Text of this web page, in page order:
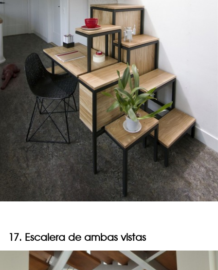
17. Escalera de ambas vistas